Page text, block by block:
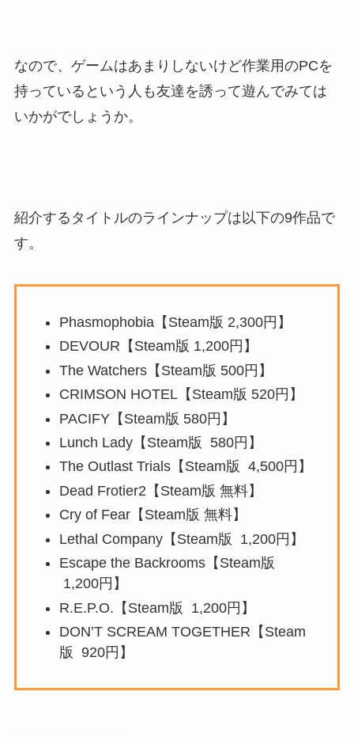
なので、ゲームはあまりしないけど作業用のPCを
持っているという人も友達を誘って遊んでみては
いかがでしょうか。
紹介するタイトルのラインナップは以下の9作品で
す。
Phasmophobia【Steam版 2,300円】
DEVOUR【Steam版 1,200円】
The Watchers【Steam版 500円】
CRIMSON HOTEL【Steam版 520円】
PACIFY【Steam版 580円】
Lunch Lady【Steam版 580円】
The Outlast Trials【Steam版 4,500円】
Dead Frotier2【Steam版 無料】
Cry of Fear【Steam版 無料】
Lethal Company【Steam版 1,200円】
Escape the Backrooms【Steam版
1,200円】
R.E.P.O.【Steam版 1,200円】
DON’T SCREAM TOGETHER【Steam
版 920円】